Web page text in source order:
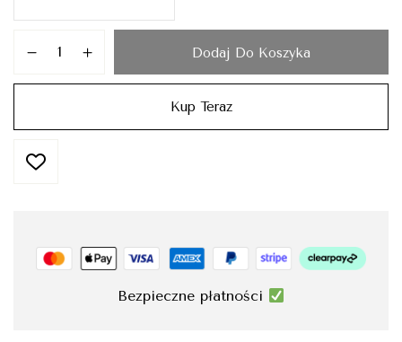
Dodaj Do Koszyka
Kup Teraz
Bezpieczne płatności